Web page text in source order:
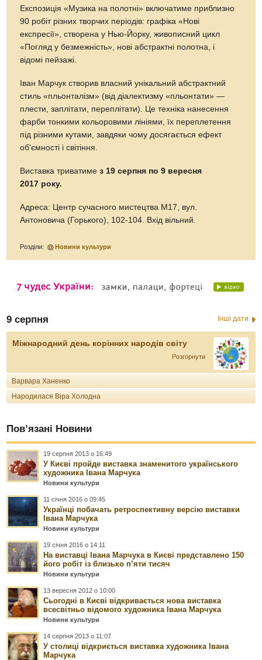
Експозиція «Музика на полотні» включатиме приблизно
90 робіт різних творчих періодів: графіка «Нові
експресії», створена у Нью-Йорку, живописний цикл
«Погляд у безмежність», нові абстрактні полотна, і
відомі пейзажі.
Іван Марчук створив власний унікальний абстрактний
стиль «пльонталізм» (від діалектизму «пльонтати» —
плести, заплітати, переплітати). Це техніка нанесення
фарби тонкими кольоровими лініями, їх переплетення
під різними кутами, завдяки чому досягається ефект
об'ємності і світіння.
Виставка триватимез 19 серпня по 9 вересня
2017 року.
Адреса: Центр сучасного мистецтва М17, вул.
Антоновича (Горького), 102-104. Вхід вільний.
Розділи: Новини культури
9 серпня Інші дати
Міжнародний день корінних народів світу
Розгорнути
Варвара Ханенко
Народилася Віра Холодна
Пов’язані Новини
19 серпня 2013 о 16:49
У Києві пройде виставка знаменитого українського
художника Івана Марчука
Новини культури
11 січня 2016 о 09:45
Українці побачать ретроспективну версію виставки
Івана Марчука
Новини культури
19 січня 2016 о 14:11
На виставці Івана Марчука в Києві представлено 150
його робіт із близько п’яти тисяч
Новини культури
13 вересня 2012 о 10:00
Сьогодні в Києві відкривається нова виставка
всесвітньо відомого художника Івана Марчука
Новини культури
14 серпня 2013 о 11:07
У столиці відкриється виставка художника Івана
Марчука